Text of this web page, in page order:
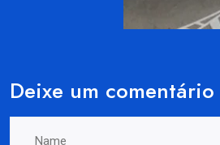
Deixe um comentário